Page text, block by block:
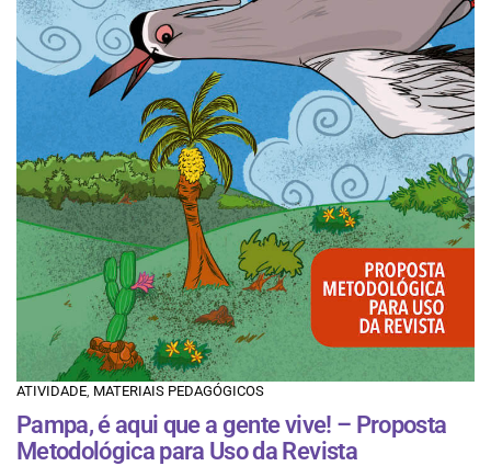
ATIVIDADE MATERIAIS PEDAGÓGICOS
Pampa, é aqui que a gente vive! – Proposta
Metodológica para Uso da Revista